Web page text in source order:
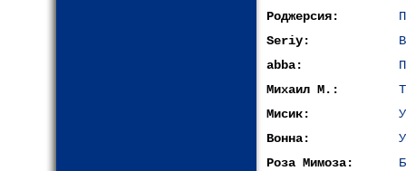
Роджерсия:
Seriy:
abba:
Михаил М.:
Мисик:
Вонна:
Роза Мимоза: